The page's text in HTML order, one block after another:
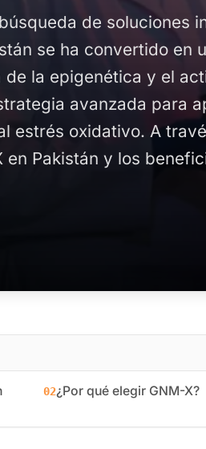
de soluciones
se ha convertido en
de la epigenética y el
avanzada para
estrés oxidativo. A
en Pakistán y los
02¿Por qué elegir GNM-X?